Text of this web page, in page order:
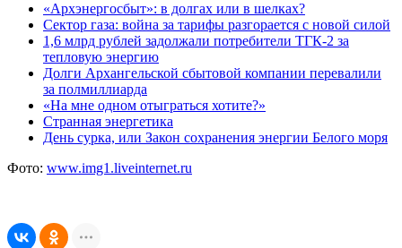
«Арxэнергосбыт»: в долгах или в шелках?
Сектор газа: война за тарифы разгорается с новой силой
1,6 млрд рублей задолжали потребители ТГК-2 за
тепловую энергию
Долги Архангельской сбытовой компании перевалили
за полмиллиарда
«На мне одном отыграться хотите?»
Странная энергетика
День сурка, или Закон сохранения энергии Белого моря
Фото: www.img1.liveinternet.ru